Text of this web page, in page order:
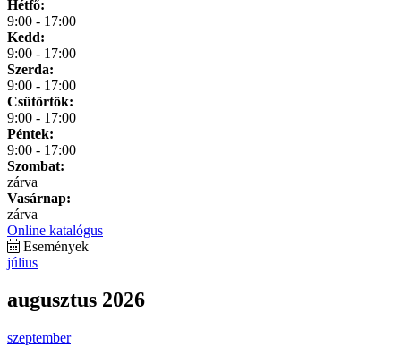
Hétfő:
9:00 - 17:00
Kedd:
9:00 - 17:00
Szerda:
9:00 - 17:00
Csütörtök:
9:00 - 17:00
Péntek:
9:00 - 17:00
Szombat:
zárva
Vasárnap:
zárva
Online katalógus
Események
július
augusztus 2026
szeptember